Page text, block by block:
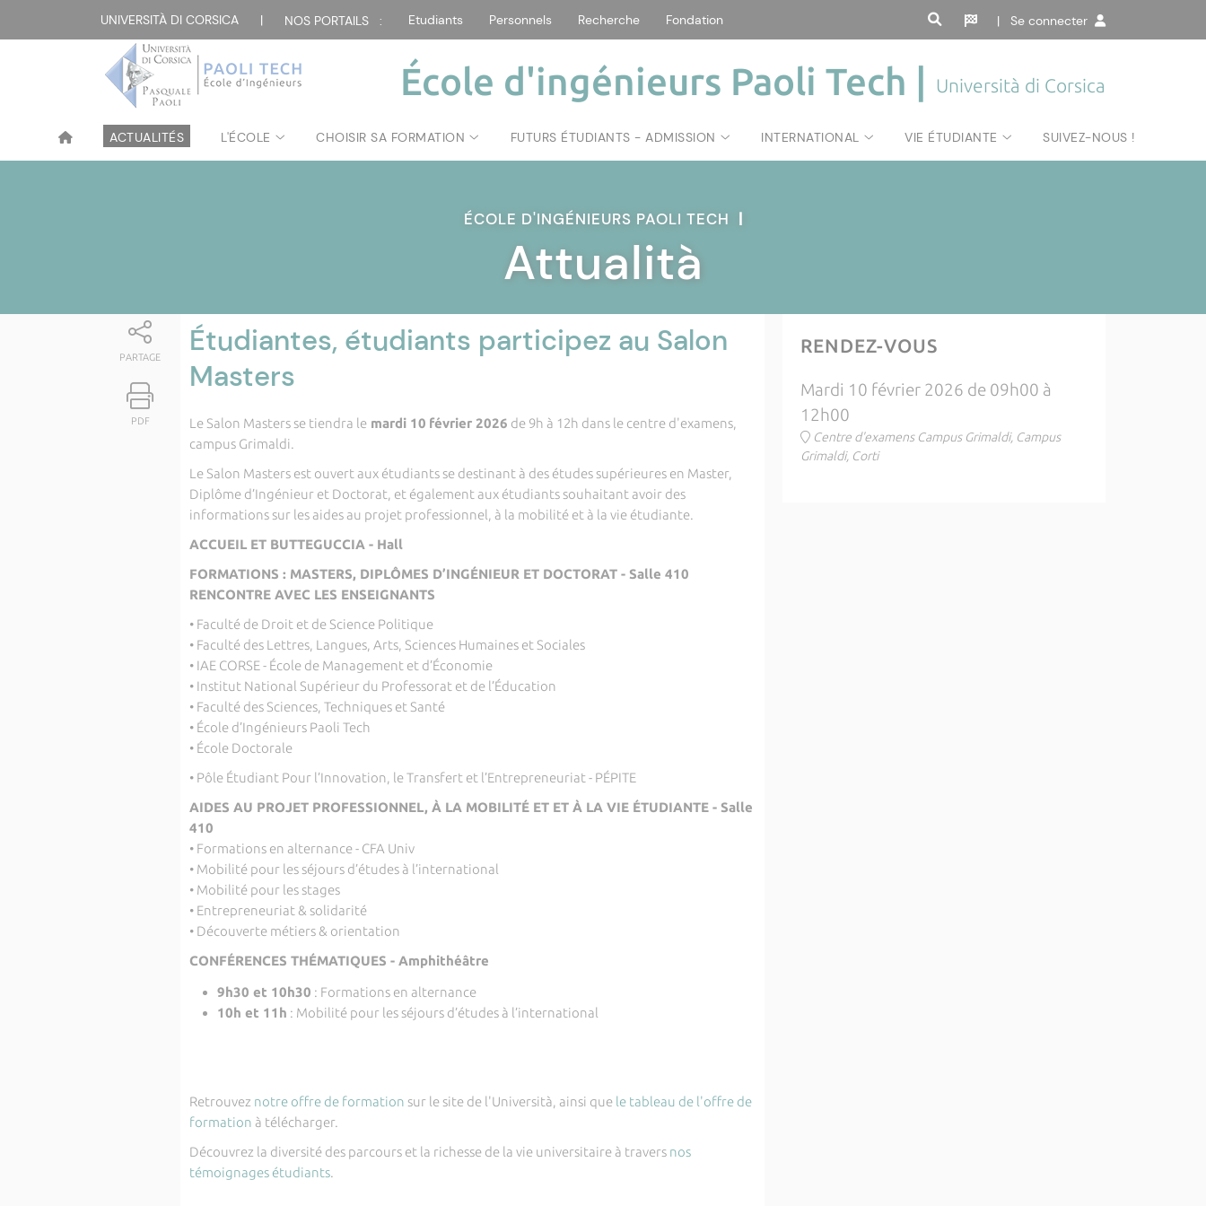
UNIVERSITÀ DI CORSICA | NOS PORTAILS : Etudiants Personnels Recherche Fondation | Se connecter
École d'ingénieurs Paoli Tech | Università di Corsica
ACTUALITÉS L'ÉCOLE CHOISIR SA FORMATION FUTURS ÉTUDIANTS - ADMISSION INTERNATIONAL VIE ÉTUDIANTE SUIVEZ-NOUS !
ÉCOLE D'INGÉNIEURS PAOLI TECH |
Attualità
PARTAGE
PDF
Étudiantes, étudiants participez au Salon
Masters
Le Salon Masters se tiendra lemardi 10 février 2026 de 9h à 12h dans le centre d'examens,
campus Grimaldi.
Le Salon Masters est ouvert aux étudiants se destinant à des études supérieures en Master,
Diplôme d’Ingénieur et Doctorat, et également aux étudiants souhaitant avoir des
informations sur les aides au projet professionnel, à la mobilité et à la vie étudiante.
ACCUEIL ET BUTTEGUCCIA - Hall
FORMATIONS : MASTERS, DIPLÔMES D’INGÉNIEUR ET DOCTORAT - Salle 410
RENCONTRE AVEC LES ENSEIGNANTS
• Faculté de Droit et de Science Politique
• Faculté des Lettres, Langues, Arts, Sciences Humaines et Sociales
• IAE CORSE - École de Management et d’Économie
• Institut National Supérieur du Professorat et de l’Éducation
• Faculté des Sciences, Techniques et Santé
• École d’Ingénieurs Paoli Tech
• École Doctorale
• Pôle Étudiant Pour l’Innovation, le Transfert et l’Entrepreneuriat - PÉPITE
AIDES AU PROJET PROFESSIONNEL, À LA MOBILITÉ ET ET À LA VIE ÉTUDIANTE - Salle
410
• Formations en alternance - CFA Univ
• Mobilité pour les séjours d’études à l’international
• Mobilité pour les stages
• Entrepreneuriat & solidarité
• Découverte métiers & orientation
CONFÉRENCES THÉMATIQUES - Amphithéâtre
9h30 et 10h30 : Formations en alternance
10h et 11h : Mobilité pour les séjours d’études à l’international
Retrouvez notre offre de formation sur le site de l'Università, ainsi que le tableau de l'offre de
formation à télécharger.
Découvrez la diversité des parcours et la richesse de la vie universitaire à travers nos
témoignages étudiants.
RENDEZ-VOUS
Mardi 10 février 2026 de 09h00 à
12h00
Centre d'examens Campus Grimaldi, Campus
Grimaldi, Corti